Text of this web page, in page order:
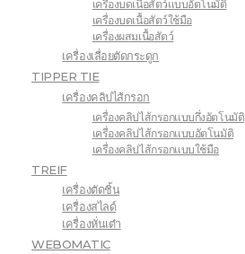
เครื่องบดเนื้อสัตว์แบบอัตโนมัติ
เครื่องบดเนื้อสัตว์ใช้มือ
เครื่องผสมเนื้อสัตว์
เครื่องเลื่อยตัดกระดูก
TIPPER TIE
เครื่องคลิปไส้กรอก
เครื่องคลิปไส้กรอกแบบกึ่งอัตโนมัติ
เครื่องคลิปไส้กรอกแบบอัตโนมัติ
เครื่องคลิปไส้กรอกแบบใช้มือ
TREIF
เครื่องตัดชิ้น
เครื่องสไลด์
เครื่องหั่นเต๋า
WEBOMATIC